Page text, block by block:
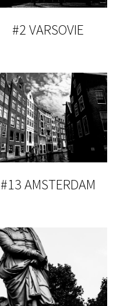
#2 VARSOVIE
#13 AMSTERDAM